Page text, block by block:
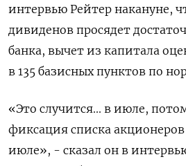
интервью Рейтер накануне,
дивиденов просядет
банка, вычет из капитала
в 135 базисных пунктов по
«Это случится... в июле,
фиксация списка
июле», - сказал он в